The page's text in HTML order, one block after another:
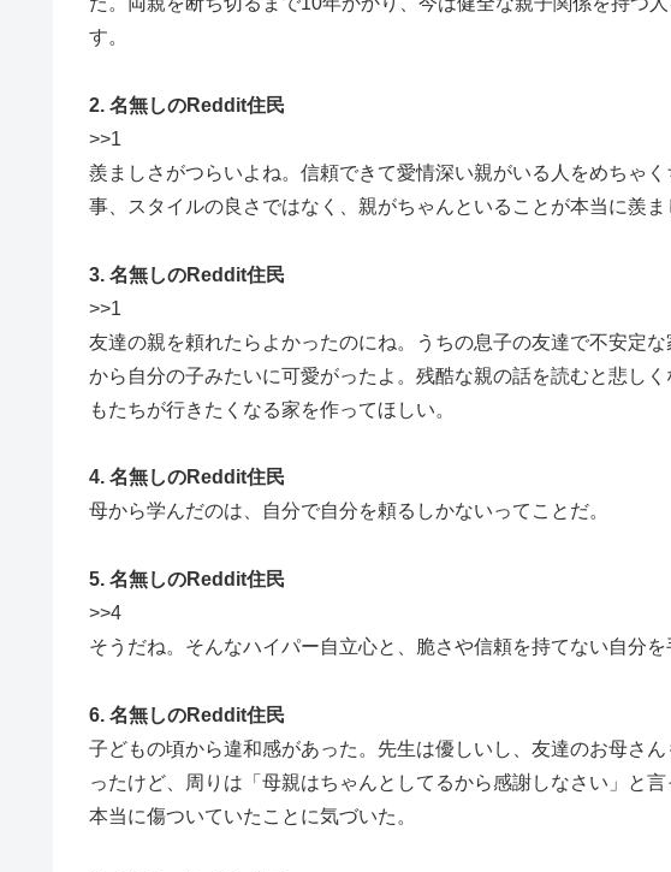
す。
2. 名無しのReddit住民
>>1
羨ましさがつらいよね。信頼できて愛情深い親がいる人をめちゃ
事、スタイルの良さではなく、親がちゃんといることが本当に羨ま
3. 名無しのReddit住民
>>1
友達の親を頼れたらよかったのにね。うちの息子の友達で不安定
から自分の子みたいに可愛がったよ。残酷な親の話を読むと悲し
もたちが行きたくなる家を作ってほしい。
4. 名無しのReddit住民
母から学んだのは、自分で自分を頼るしかないってことだ。
5. 名無しのReddit住民
>>4
そうだね。そんなハイパー自立心と、脆さや信頼を持てない自分を
6. 名無しのReddit住民
子どもの頃から違和感があった。先生は優しいし、友達のお母さ
ったけど、周りは「母親はちゃんとしてるから感謝しなさい」と
本当に傷ついていたことに気づいた。